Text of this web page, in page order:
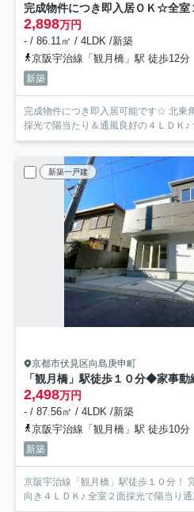
2,898万円
- / 86.11㎡ / 4LDK /新築
京阪宇治線「観月橋」駅 徒歩12分
新築
完成物件につき即入居可能です☆ 北東
採光で陽当たり＆通風良好の４ＬＤＫ♪
新築一戸建
京都市伏見区向島庚申町
2,498万円
- / 87.56㎡ / 4LDK /新築
京阪宇治線「観月橋」駅 徒歩10分
新築
京阪宇治線「観月橋」駅徒歩１０分！
向き４ＬＤＫ♪ 全室２面採光で陽当り通